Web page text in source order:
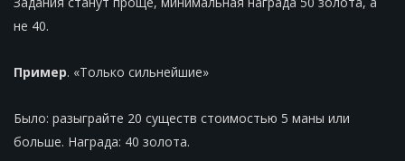
не 40.
Пример. «Только сильнейшие»
Было: разыграйте 20 существ стоимостью 5 маны или
больше. Награда: 40 золота.